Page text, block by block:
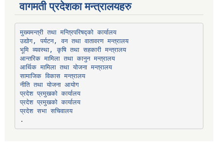
वागमती प्रदेशका मन्त्रालयहरु
मुख्यमन्त्री तथा मन्त्रिपरिषद्को कार्यालय
उद्योग, पर्यटन, वन तथा वातावरण मन्त्रालय
भूमि व्यवस्था, कृषि तथा सहकारी मन्त्रालय
आन्तरिक मामिला तथा कानुन मन्त्रालय
आर्थिक मामिला तथा योजना मन्त्रालय
सामाजिक विकास मन्त्रालय
नीति तथा योजना आयोग
प्रदेश प्रमुखको कार्यालय
प्रदेश प्रमुखको कार्यालय
प्रदेश सभा सचिवालय